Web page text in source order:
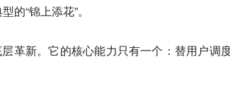
的“锦上添花”。
革新。它的核心能力只有一个：替用户调